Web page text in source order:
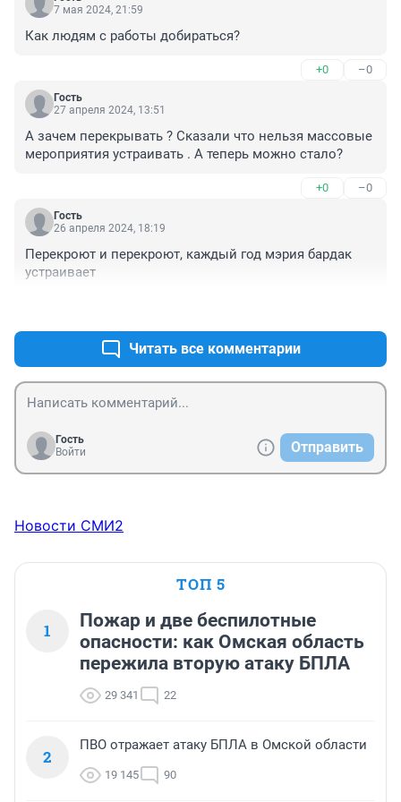
7 мая 2024, 21:59
Как людям с работы добираться?
+0 –0
Гость
27 апреля 2024, 13:51
А зачем перекрывать ? Сказали что нельзя массовые
мероприятия устраивать . А теперь можно стало?
+0 –0
Гость
26 апреля 2024, 18:19
Перекроют и перекроют, каждый год мэрия бардак
устраивает
Читать все комментарии
Гость
Войти
Отправить
Новости СМИ2
ТОП 5
1
Пожар и две беспилотные
опасности: как Омская область
пережила вторую атаку БПЛА
29 341 22
2
ПВО отражает атаку БПЛА в Омской области
19 145 90